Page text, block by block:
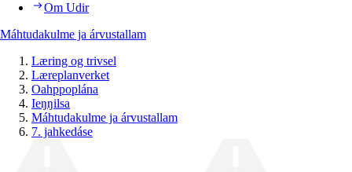
Om Udir
Máhtudakulme ja árvustallam
Læring og trivsel
Læreplanverket
Oahppoplána
Ieŋŋilsa
Máhtudakulme ja árvustallam
7. jahkedáse